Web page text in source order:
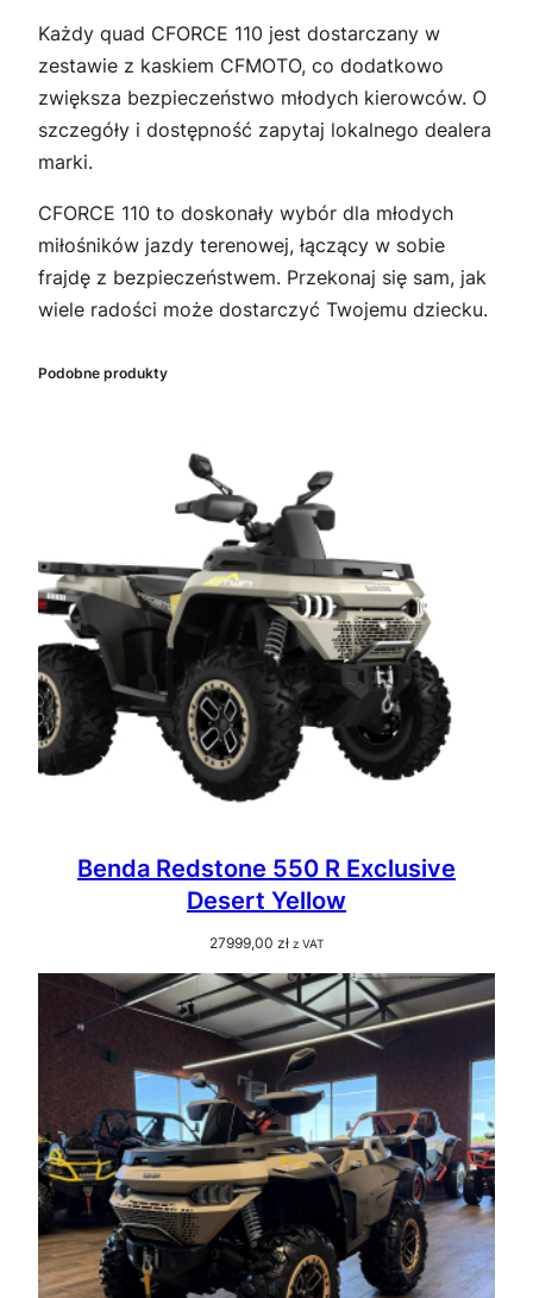
Każdy quad CFORCE 110 jest dostarczany w
zestawie z kaskiem CFMOTO, co dodatkowo
zwiększa bezpieczeństwo młodych kierowców. O
szczegóły i dostępność zapytaj lokalnego dealera
marki.
CFORCE 110 to doskonały wybór dla młodych
miłośników jazdy terenowej, łączący w sobie
frajdę z bezpieczeństwem. Przekonaj się sam, jak
wiele radości może dostarczyć Twojemu dziecku.
Podobne produkty
Benda Redstone 550 R Exclusive
Desert Yellow
27999,00 zł z VAT